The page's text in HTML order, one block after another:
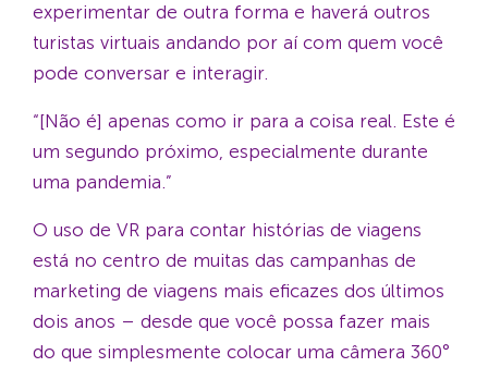
experimentar de outra forma e haverá outros
turistas virtuais andando por aí com quem você
pode conversar e interagir.
“[Não é] apenas como ir para a coisa real. Este é
um segundo próximo, especialmente durante
uma pandemia.”
O uso de VR para contar histórias de viagens
está no centro de muitas das campanhas de
marketing de viagens mais eficazes dos últimos
dois anos – desde que você possa fazer mais
do que simplesmente colocar uma câmera 360°